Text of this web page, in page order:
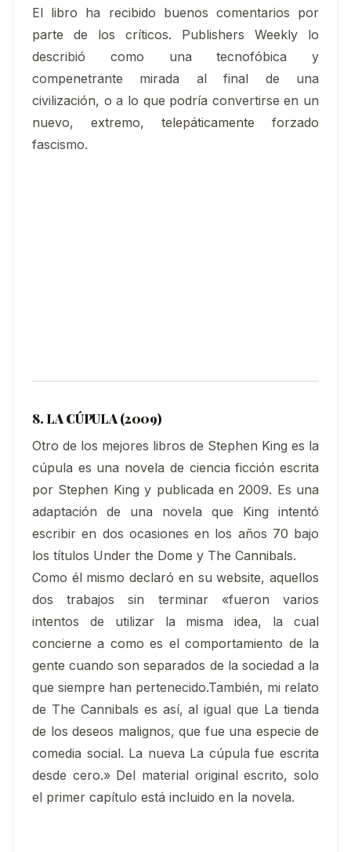
El libro ha recibido buenos comentarios por
parte de los críticos. Publishers Weekly lo
describió como una tecnofóbica y
compenetrante mirada al final de una
civilización, o a lo que podría convertirse en un
nuevo, extremo, telepáticamente forzado
fascismo.
8. LA CÚPULA (2009)
Otro de los mejores libros de Stephen King es la
cúpula es una novela de ciencia ficción escrita
por Stephen King y publicada en 2009. Es una
adaptación de una novela que King intentó
escribir en dos ocasiones en los años 70 bajo
los títulos Under the Dome y The Cannibals.
Como él mismo declaró en su website, aquellos
dos trabajos sin terminar «fueron varios
intentos de utilizar la misma idea, la cual
concierne a como es el comportamiento de la
gente cuando son separados de la sociedad a la
que siempre han pertenecido.También, mi relato
de The Cannibals es así, al igual que La tienda
de los deseos malignos, que fue una especie de
comedia social. La nueva La cúpula fue escrita
desde cero.» Del material original escrito, solo
el primer capítulo está incluido en la novela.